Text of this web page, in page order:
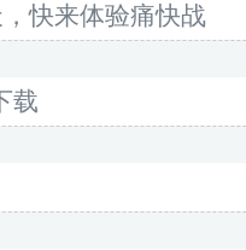
快来体验痛快战
载